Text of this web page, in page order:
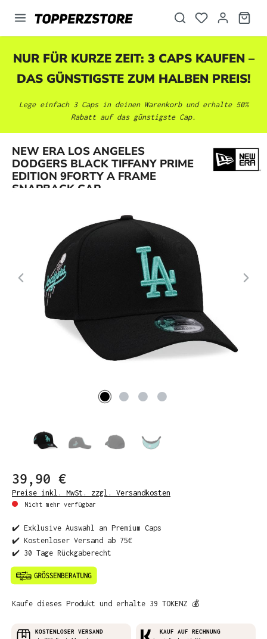
springen
NUR FÜR KURZE ZEIT: 3 CAPS KAUFEN –
DAS GÜNSTIGSTE ZUM HALBEN PREIS!
Lege einfach 3 Caps in deinen Warenkorb und erhalte 50%
Rabatt auf das günstigste Cap.
NEW ERA LOS ANGELES
DODGERS BLACK TIFFANY PRIME
EDITION 9FORTY A FRAME
SNAPBACK CAP
Bildergalerie überspringen
39,90 €
Preise inkl. MwSt. zzgl. Versandkosten
Nicht mehr verfügbar
✔️ Exklusive Auswahl an Premium Caps
✔️ Kostenloser Versand ab 75€
✔️ 30 Tage Rückgaberecht
Kaufe dieses Produkt und erhalte 39 TOKENZ 💰
KOSTENLOSER VERSAND
KAUF AUF RECHNUNG